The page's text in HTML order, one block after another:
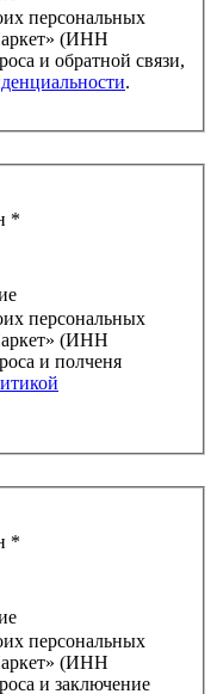
персональных
(ИНН
.
*
персональных
(ИНН
*
персональных
(ИНН